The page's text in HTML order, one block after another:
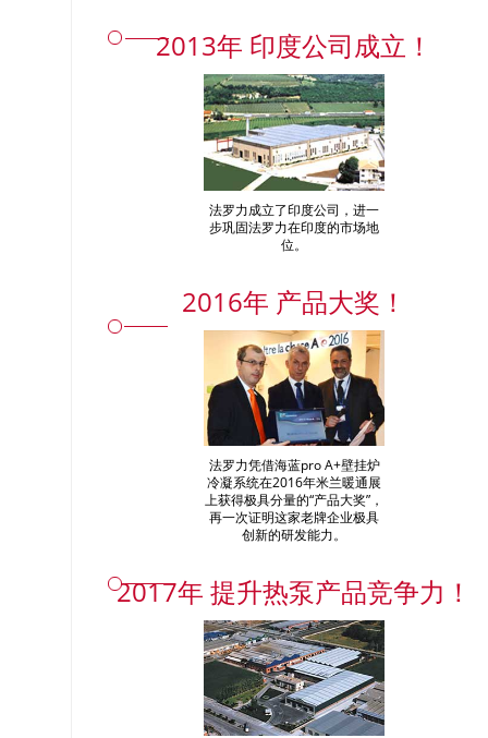
2013年 印度公司成立！
法罗力成立了印度公司，进一
步巩固法罗力在印度的市场地
位。
2016年 产品大奖！
法罗力凭借海蓝pro A+壁挂炉
冷凝系统在2016年米兰暖通展
上获得极具分量的“产品大奖”，
再一次证明这家老牌企业极具
创新的研发能力。
2017年 提升热泵产品竞争力！